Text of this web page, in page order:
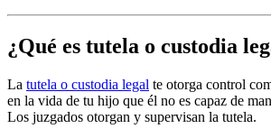
¿Qué es tutela o custodia
La tutela o custodia legal te otorga control
en la vida de tu hijo que él no es capaz de
Los juzgados otorgan y supervisan la tutela.